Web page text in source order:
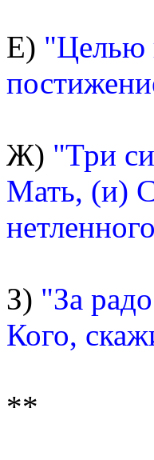
Е) "Целью
Ж) "Три
Мать, (и)
З) "За
Кого,
**